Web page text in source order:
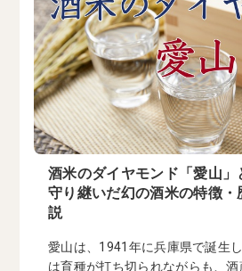
酒米のダイヤモンド「愛山
守り継いだ幻の酒米の特徴・
説
愛山は、1941年に兵庫県で誕生
は育種が打ち切られながらも、